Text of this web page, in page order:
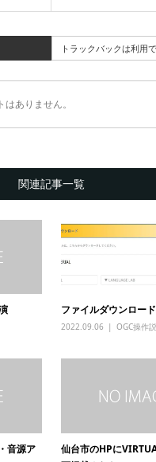
トラックバックは利用
ありません。
関連記事一覧
ファイルダウンロー
2022.09.06 OGC操作
音源ア
仙台市のHPに